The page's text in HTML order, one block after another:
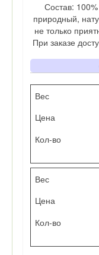
Состав:
природный,
не только
При заказе
Вес
Цена
Кол-во